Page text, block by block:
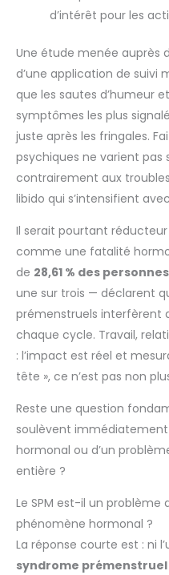
d’intérêt pour les
Une étude menée auprès
d’une application de suivi
que les sautes d’humeur
symptômes les plus
juste après les fringales.
psychiques ne varient pas
contrairement aux
libido qui s’intensifient
Il serait pourtant
comme une fatalité
de 28,61 % des
une sur trois — déclarent
prémenstruels interfèrent
chaque cycle. Travail,
: l’impact est réel et
tête », ce n’est pas non
Reste une question
soulèvent immédiatement
hormonal ou d’un
entière ?
Le SPM est-il un
phénomène hormonal ?
La réponse courte est : ni
syndrome prémenstruel